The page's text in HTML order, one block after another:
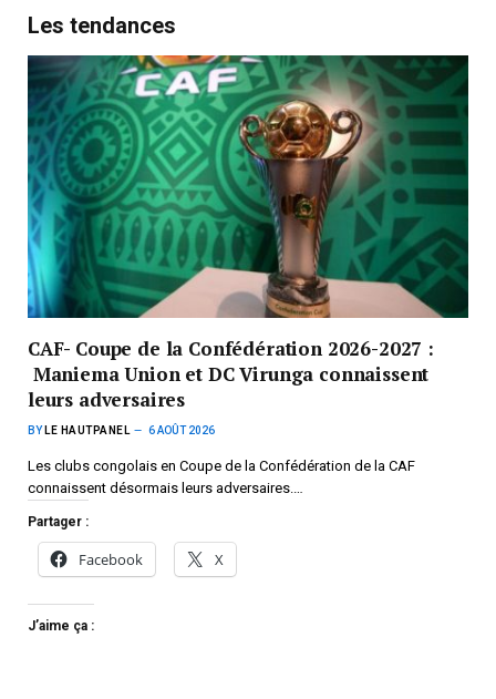
Les tendances
CAF- Coupe de la Confédération 2026-2027 :
Maniema Union et DC Virunga connaissent
leurs adversaires
BY LE HAUTPANEL 6 AOÛT 2026
Les clubs congolais en Coupe de la Confédération de la CAF
connaissent désormais leurs adversaires.…
Partager :
Facebook X
J’aime ça :